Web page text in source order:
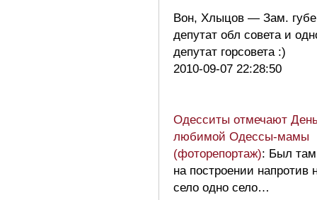
Вон, Хлыцов — Зам.
депутат обл совета и
депутат горсовета :)
2010-09-07 22:28:50
Одесситы отмечают
любимой Одессы-мамы
(фоторепортаж): Был
на построении напротив
село одно село…